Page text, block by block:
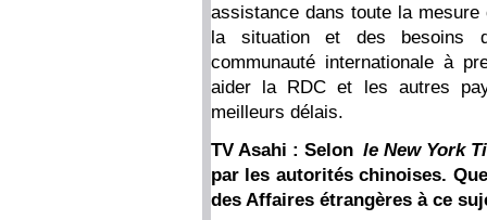
assistance dans toute la
la situation et des besoins
communauté internationale à
aider la RDC et les autres
meilleurs délais.
TV Asahi : Selon le New York
par les autorités chinoises.
des Affaires étrangères à ce